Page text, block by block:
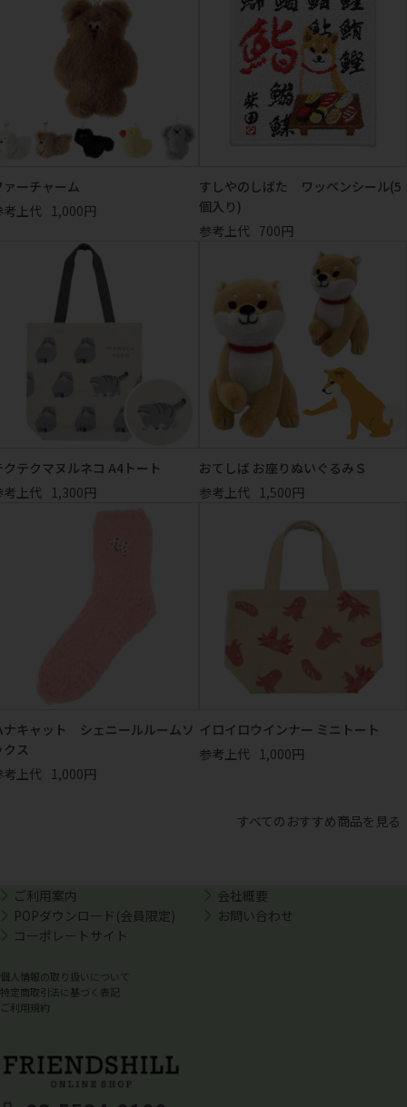
ァーチャーム
考上代 1,000円
すしやのしばた ワッペンシール(5
個入り)
参考上代 700円
クテクマヌルネコ A4トート
考上代 1,300円
おてしば お座りぬいぐるみＳ
参考上代 1,500円
ナキャット シェニールルームソ
クス
考上代 1,000円
イロイロウインナー ミニトート
参考上代 1,000円
すべてのおすすめ商品を見る
ご利用案内
会社概要
POPダウンロード(会員限定)
お問い合わせ
コーポレートサイト
個人情報の取り扱いについて
特定商取引法に基づく表記
ご利用規約